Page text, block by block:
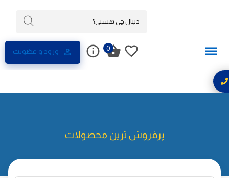
ورود و عضویت 0
پرفروش ترین محصولات